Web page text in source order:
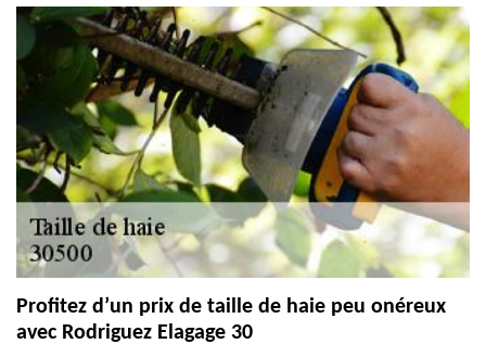
Profitez d’un prix de taille de haie peu onéreux
avec Rodriguez Elagage 30